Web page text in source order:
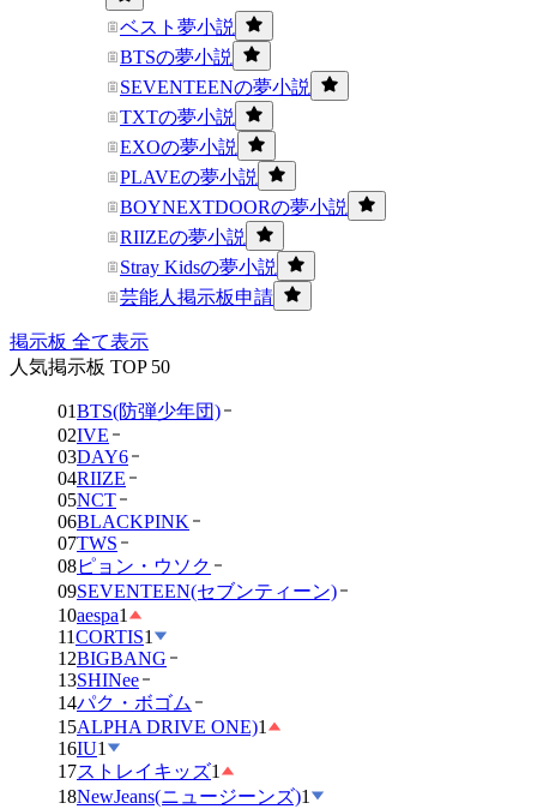
ベスト夢小説
BTSの夢小説
SEVENTEENの夢小説
TXTの夢小説
EXOの夢小説
PLAVEの夢小説
BOYNEXTDOORの夢小説
RIIZEの夢小説
Stray Kidsの夢小説
芸能人掲示板申請
掲示板 全て表示
人気掲示板 TOP 50
01BTS(防弾少年団)
02IVE
03DAY6
04RIIZE
05NCT
06BLACKPINK
07TWS
08ピョン・ウソク
09SEVENTEEN(セブンティーン)
10aespa1
11CORTIS1
12BIGBANG
13SHINee
14パク・ボゴム
15ALPHA DRIVE ONE)1
16IU1
17ストレイキッズ1
18NewJeans(ニュージーンズ)1